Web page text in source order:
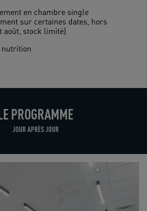
en chambre single
sur certaines dates, hors
août, stock limité)
nutrition
PROGRAMME
JOUR APRÈS JOUR